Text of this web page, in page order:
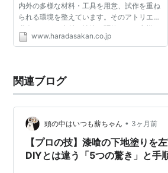
内外の多様な材料・工具を用意、試作を重ね
られる環境を整えています。そのアトリエで
職人たちが、素材や技法を駆使し、お客様の
理想を実現する独創的な左官仕上げを日々模
www.haradasakan.co.jp
関連ブログ
頭の中はいつも薪ちゃん • 3ヶ月前
【プロの技】漆喰の下地塗りを
DIYとは違う「5つの驚き」と手